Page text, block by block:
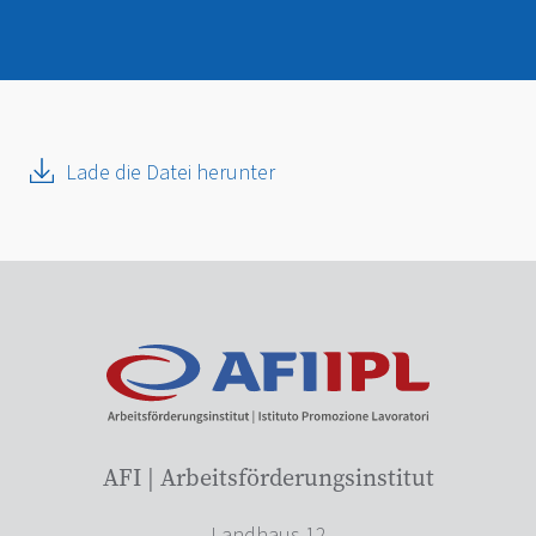
Lade die Datei herunter
AFI | Arbeitsförderungsinstitut